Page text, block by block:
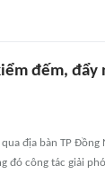
đếm, đẩy
địa bàn TP Đồng
đó công tác giải